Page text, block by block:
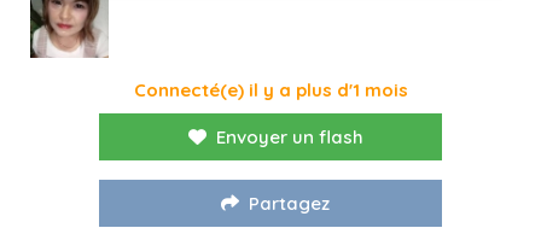
Connecté(e) il y a plus d'1 mois
Envoyer un flash
Partagez